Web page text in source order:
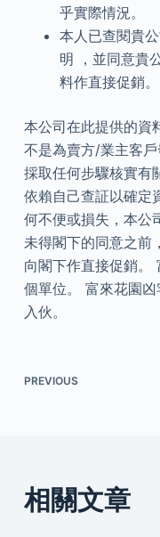
乎實際情況。
本人已查閱貴
明 ，並同意貴
料作直接促銷。
本公司在此提供的資
不是為賣方/業主客
採取任何步驟核實有
依賴自己查証以確定
何不便或損失，本公
未得閣下的同意之前
向閣下作直接促銷。
個單位。 富來花園
入伙。
PREVIOUS
相關文章